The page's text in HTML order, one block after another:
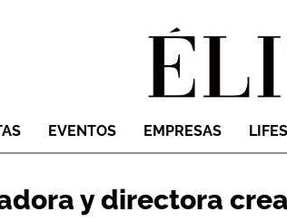
EVENTOS EMPRESAS
y directora